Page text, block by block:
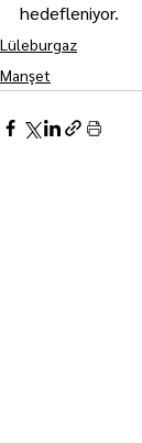
hedefleniyor.
Lüleburgaz
Manşet